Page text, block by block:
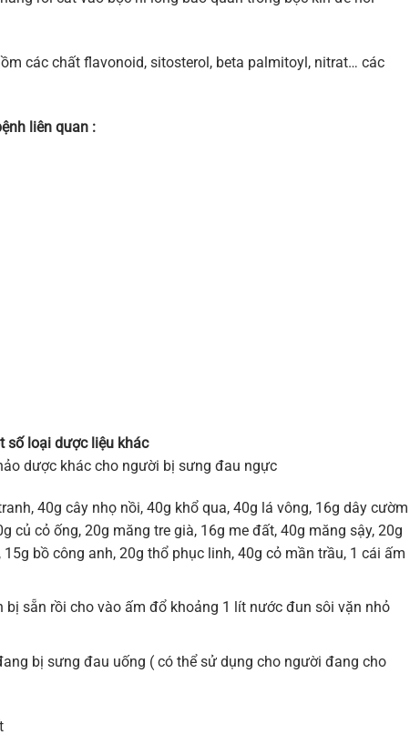
các chất flavonoid, sitosterol, beta palmitoyl, nitrat… các
liên quan :
số loại dược liệu khác
dược khác cho người bị sưng đau ngực
40g cây nhọ nồi, 40g khổ qua, 40g lá vông, 16g dây cườm
củ cỏ ống, 20g măng tre già, 16g me đất, 40g măng sậy, 20g
bồ công anh, 20g thổ phục linh, 40g cỏ mần trầu, 1 cái ấm
bị sẵn rồi cho vào ấm đổ khoảng 1 lít nước đun sôi vặn nhỏ
bị sưng đau uống ( có thể sử dụng cho người đang cho